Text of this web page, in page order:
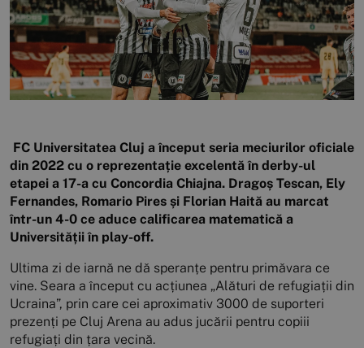
FC Universitatea Cluj a început seria meciurilor oficiale
din 2022 cu o reprezentație excelentă în derby-ul
etapei a 17-a cu Concordia Chiajna. Dragoș Tescan, Ely
Fernandes, Romario Pires și Florian Haită au marcat
într-un 4-0 ce aduce calificarea matematică a
Universității în play-off.
Ultima zi de iarnă ne dă speranțe pentru primăvara ce
vine. Seara a început cu acțiunea „Alături de refugiații din
Ucraina”, prin care cei aproximativ 3000 de suporteri
prezenți pe Cluj Arena au adus jucării pentru copiii
refugiați din țara vecină.